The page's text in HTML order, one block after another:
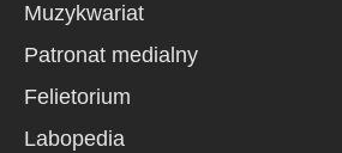
Muzykwariat
Patronat medialny
Felietorium
Labopedia